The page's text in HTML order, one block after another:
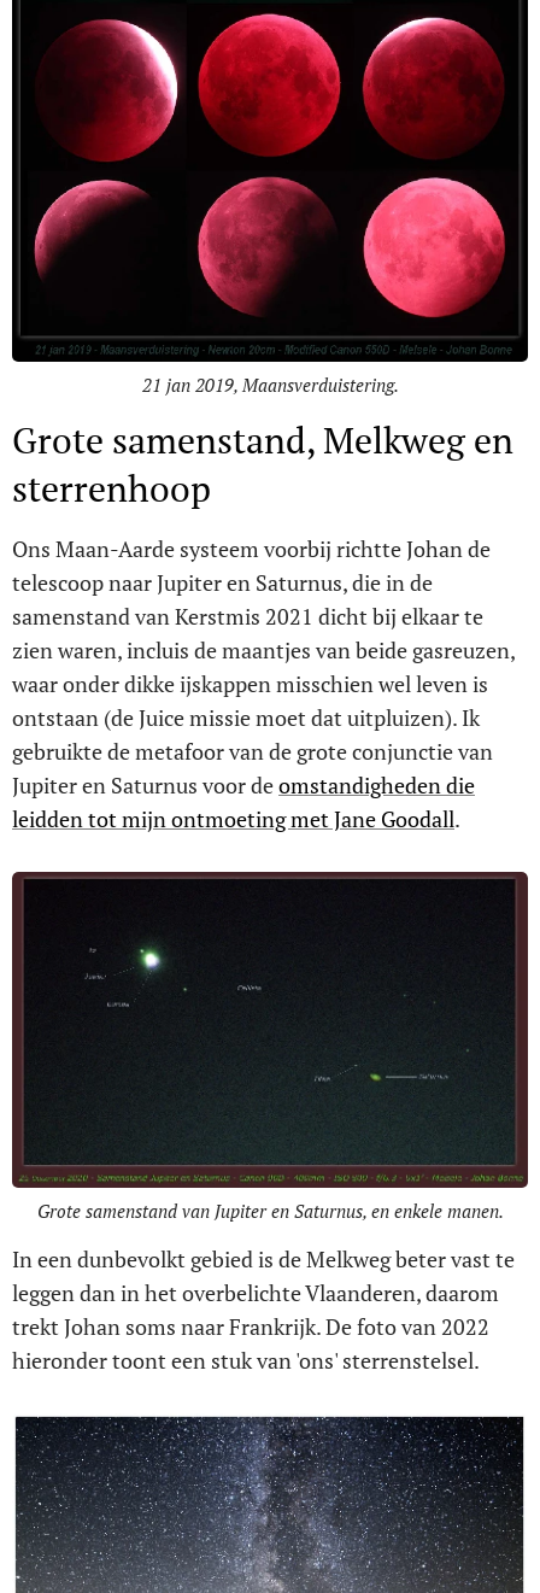
21 jan 2019, Maansverduistering.
Grote samenstand, Melkweg en
sterrenhoop
Ons Maan-Aarde systeem voorbij richtte Johan de
telescoop naar Jupiter en Saturnus, die in de
samenstand van Kerstmis 2021 dicht bij elkaar te
zien waren, incluis de maantjes van beide gasreuzen,
waar onder dikke ijskappen misschien wel leven is
ontstaan (de Juice missie moet dat uitpluizen). Ik
gebruikte de metafoor van de grote conjunctie van
Jupiter en Saturnus voor deomstandigheden die
leidden tot mijn ontmoeting met Jane Goodall.
Grote samenstand van Jupiter en Saturnus, en enkele manen.
In een dunbevolkt gebied is de Melkweg beter vast te
leggen dan in het overbelichte Vlaanderen, daarom
trekt Johan soms naar Frankrijk. De foto van 2022
hieronder toont een stuk van 'ons' sterrenstelsel.